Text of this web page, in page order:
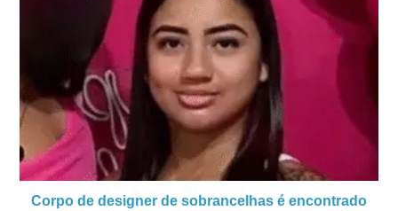
Corpo de designer de sobrancelhas é encontrado